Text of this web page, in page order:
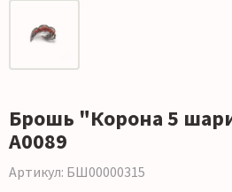
Брошь "Корона 5
А0089
Артикул: БШ00000315